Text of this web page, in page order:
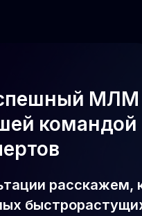
МЛМ
командой
расскажем,